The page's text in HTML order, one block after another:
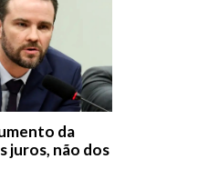
da
juros, não dos